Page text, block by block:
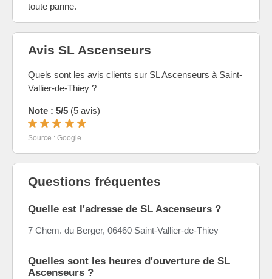
toute panne.
Avis SL Ascenseurs
Quels sont les avis clients sur SL Ascenseurs à Saint-
Vallier-de-Thiey ?
Note : 5/5 (5 avis)
Source : Google
Questions fréquentes
Quelle est l'adresse de SL Ascenseurs ?
7 Chem. du Berger, 06460 Saint-Vallier-de-Thiey
Quelles sont les heures d'ouverture de SL
Ascenseurs ?